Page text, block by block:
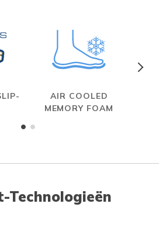
AIR COOLED
MEMORY FOAM
Technologieën